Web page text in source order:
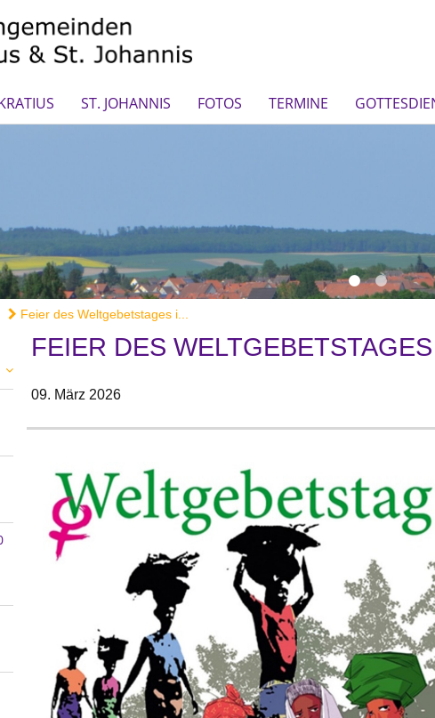
ST. JOHANNIS FOTOS TERMINE
Feier des Weltgebetstages i...
FEIER DES
09. März 2026